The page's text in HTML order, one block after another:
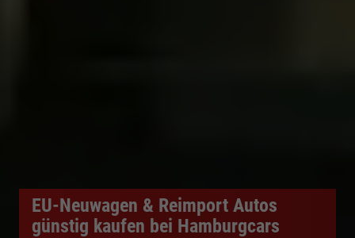
EU-Neuwagen & Reimport Autos
günstig kaufen bei Hamburgcars